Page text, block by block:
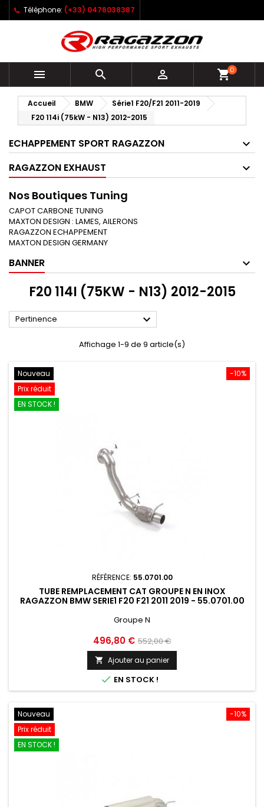
Téléphone: (+33) 0478038387
   shopping_cart0
Accueil BMW
Série1 F20/F21 2011-2019
F20 114i (75kW - N13) 2012-2015
ECHAPPEMENT SPORT RAGAZZON
RAGAZZON EXHAUST
Nos Boutiques Tuning
CAPOT CARBONE TUNING
MAXTON DESIGN : LAMES, AILERONS
RAGAZZON ECHAPPEMENT
MAXTON DESIGN GERMANY
BANNER
F20 114I (75KW - N13) 2012-2015
Pertinence 
Affichage 1-9 de 9 article(s)
-10%
Nouveau
Prix réduit
EN STOCK !
RÉFÉRENCE: 55.0701.00
TUBE REMPLACEMENT CAT GROUPE N EN INOX
RAGAZZON BMW SERIE1 F20 F21 2011 2019 - 55.0701.00
Groupe N
Prix
496,80 € Prix
de
base
552,00 €
 Ajouter au panier
 EN STOCK !
-10%
Nouveau
Prix réduit
EN STOCK !